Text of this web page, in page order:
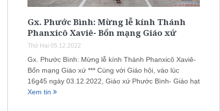
Gx. Phước Bình: Mừng lễ kính Thánh
Phanxicô Xaviê- Bổn mạng Giáo xứ
Thứ Hai 05.12.2022
Gx. Phước Bình: Mừng lễ kính Thánh Phanxicô Xaviê-
Bổn mạng Giáo xứ *** Cùng với Giáo hội, vào lúc
16g45 ngày 03.12.2022, Giáo xứ Phước Bình- Giáo hạt
Xem tin